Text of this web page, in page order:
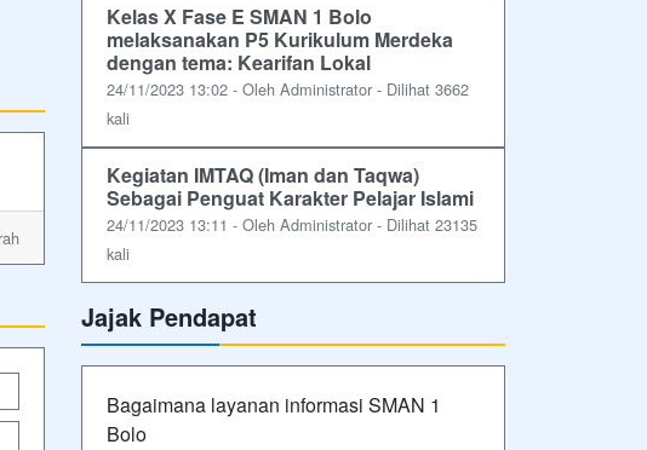
Kelas X Fase E SMAN 1 Bolo
melaksanakan P5 Kurikulum Merdeka
dengan tema: Kearifan Lokal
24/11/2023 13:02 - Oleh Administrator - Dilihat 3662
kali
Kegiatan IMTAQ (Iman dan Taqwa)
Sebagai Penguat Karakter Pelajar Islami
24/11/2023 13:11 - Oleh Administrator - Dilihat 23135
kali
Jajak Pendapat
Bagaimana layanan informasi SMAN 1
Bolo